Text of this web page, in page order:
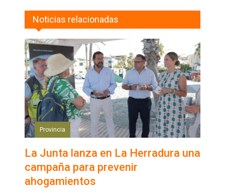
Noticias relacionadas
Provincia
La Junta lanza en La Herradura una
campaña para prevenir
ahogamientos